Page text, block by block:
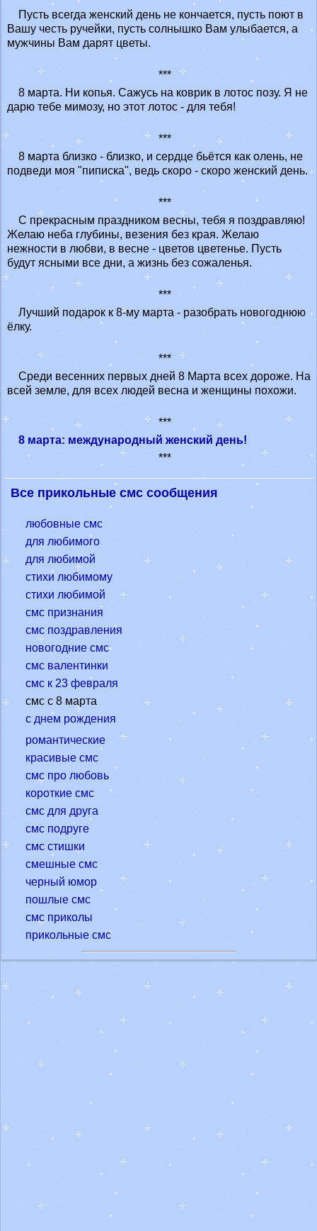
Пусть всегда женский день не кончается, пусть поют в
Вашу честь ручейки, пусть солнышко Вам улыбается, а
мужчины Вам дарят цветы.
***
8 марта. Ни копья. Сажусь на коврик в лотос позу. Я не
дарю тебе мимозу, но этот лотос - для тебя!
***
8 марта близко - близко, и сердце бьётся как олень, не
подведи моя "пиписка", ведь скоро - скоро женский день.
***
С прекрасным праздником весны, тебя я поздравляю!
Желаю неба глубины, везения без края. Желаю
нежности в любви, в весне - цветов цветенье. Пусть
будут ясными все дни, а жизнь без сожаленья.
***
Лучший подарок к 8-му марта - разобрать новогоднюю
ёлку.
***
Среди весенних первых дней 8 Марта всех дороже. На
всей земле, для всех людей весна и женщины похожи.
***
8 марта: международный женский день!
***
Все прикольные смс сообщения
любовные смс
для любимого
для любимой
стихи любимому
стихи любимой
смс признания
смс поздравления
новогодние смс
смс валентинки
смс к 23 февраля
смс с 8 марта
с днем рождения
романтические
красивые смс
смс про любовь
короткие смс
смс для друга
смс подруге
смс стишки
смешные смс
черный юмор
пошлые смс
смс приколы
прикольные смс